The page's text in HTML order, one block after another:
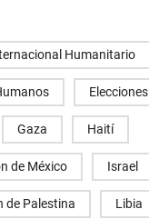
Humanitario
Elecciones
Gaza Haití
de México Israel
de Palestina Libia